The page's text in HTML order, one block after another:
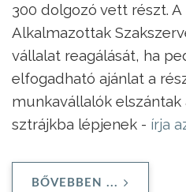
300 dolgozó vett részt.
Alkalmazottak
vállalat reagálását, ha
elfogadható ajánlat a
munkavállalók elszántak
sztrájkba lépjenek - írja
BŐVEBBEN ...